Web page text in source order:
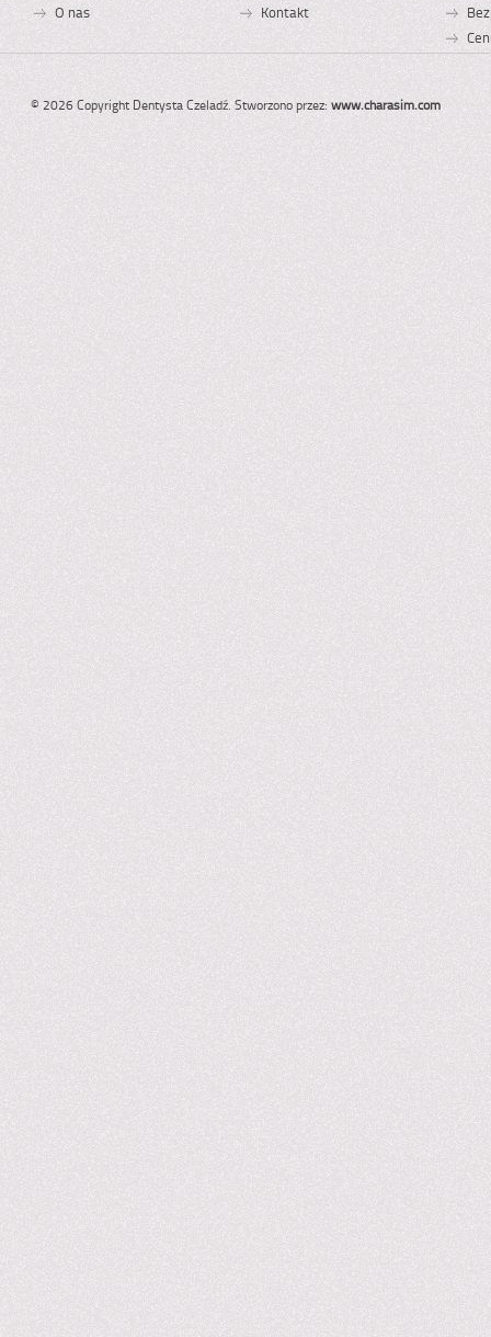
O nas Kontakt
© 2026 Copyright Dentysta Czeladź. Stworzono przez: www.charasim.com